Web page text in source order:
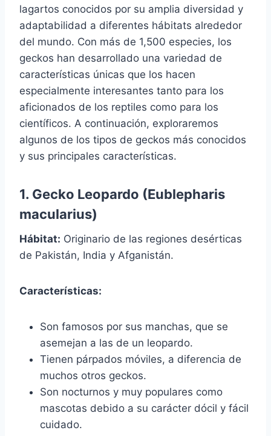
lagartos conocidos por su amplia diversidad y
adaptabilidad a diferentes hábitats alrededor
del mundo. Con más de 1,500 especies, los
geckos han desarrollado una variedad de
características únicas que los hacen
especialmente interesantes tanto para los
aficionados de los reptiles como para los
científicos. A continuación, exploraremos
algunos de los tipos de geckos más conocidos
y sus principales características.
1. Gecko Leopardo (Eublepharis
macularius)
Hábitat: Originario de las regiones desérticas
de Pakistán, India y Afganistán.
Características:
Son famosos por sus manchas, que se
asemejan a las de un leopardo.
Tienen párpados móviles, a diferencia de
muchos otros geckos.
Son nocturnos y muy populares como
mascotas debido a su carácter dócil y fácil
cuidado.